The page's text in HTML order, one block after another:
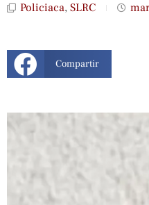
Policiaca, SLRC
Compartir